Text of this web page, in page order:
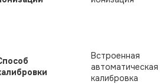
Встроенная
автоматическая
калибровка